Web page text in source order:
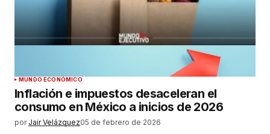
MUNDO ECONÓMICO
Inflación e impuestos desaceleran el
consumo en México a inicios de 2026
por Jair Velázquez05 de febrero de 2026